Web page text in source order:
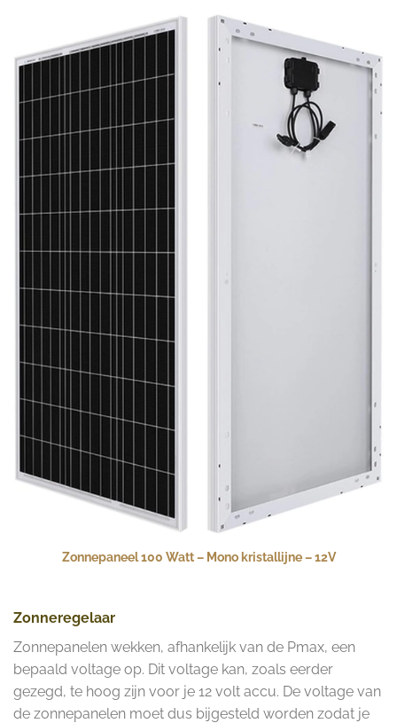
Zonnepaneel 100 Watt – Mono kristallijne – 12V
Zonneregelaar
Zonnepanelen wekken, afhankelijk van de Pmax, een
bepaald voltage op. Dit voltage kan, zoals eerder
gezegd, te hoog zijn voor je 12 volt accu. De voltage van
de zonnepanelen moet dus bijgesteld worden zodat je